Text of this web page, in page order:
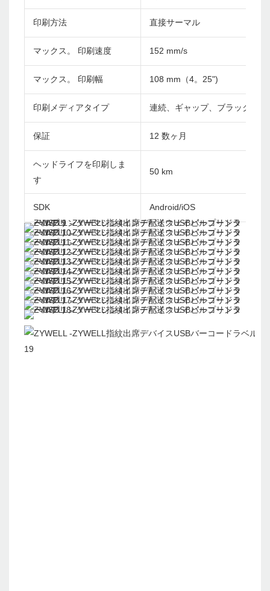
印刷方法 直接サーマル
マックス。 印刷速度 152 mm/s
マックス。 印刷幅 108 mm（4。25")
印刷メディアタイプ 連続、ギャップ、ブラックマ
保証 12 数ヶ月
ヘッドライフを印刷しま
す
50 km
SDK Android/iOS